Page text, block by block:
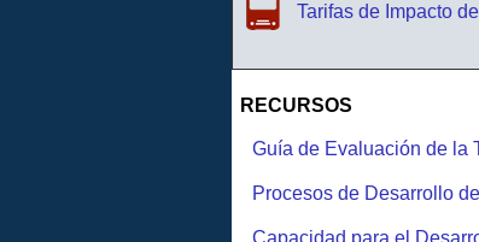
Tarifas de Impacto
RECURSOS
Guía de Evaluación de la
Procesos de Desarrollo